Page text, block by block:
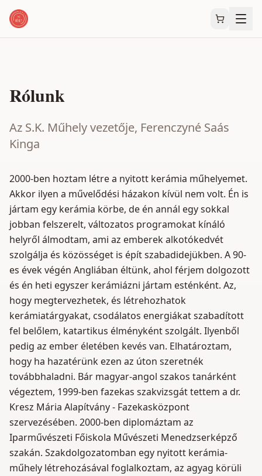
Rólunk
Az S.K. Műhely vezetője, Ferenczyné Saás
Kinga
2000-ben hoztam létre a nyitott kerámia műhelyemet.
Akkor ilyen a művelődési házakon kívül nem volt. Én is
jártam egy kerámia körbe, de én annál egy sokkal
jobban felszerelt, változatos programokat kínáló
helyről álmodtam, ami az emberek alkotókedvét
szolgálja és közösséget is épít szabadidejükben. A 90-
es évek végén Angliában éltünk, ahol férjem dolgozott
és én heti egyszer kerámiázni jártam esténként. Az,
hogy megtervezhetek, és létrehozhatok
kerámiatárgyakat, csodálatos energiákat szabadított
fel belőlem, katartikus élményként szolgált. Ilyenből
pedig az ember életében kevés van. Elhatároztam,
hogy ha hazatérünk ezen az úton szeretnék
továbbhaladni. Bár magyar-angol szakos tanárként
végeztem, 1999-ben fazekas szakvizsgát tettem a dr.
Kresz Mária Alapítvány - Fazekasközpont
szervezésében. 2000-ben diplomáztam az
Iparművészeti Főiskola Művészeti Menedzserképző
szakán. Szakdolgozatomban egy nyitott kerámia-
műhely létrehozásával foglalkoztam, az agyag körüli